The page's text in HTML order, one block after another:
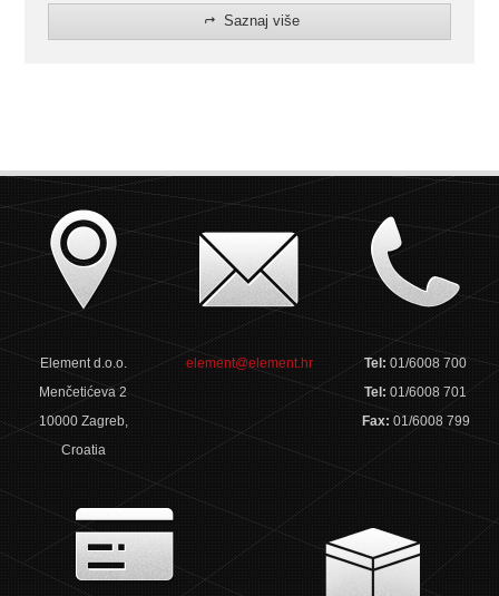
Saznaj više
Element d.o.o.
Menčetićeva 2
10000 Zagreb,
Croatia
element@element.hr Tel:01/6008 700
Tel:01/6008 701
Fax: 01/6008 799